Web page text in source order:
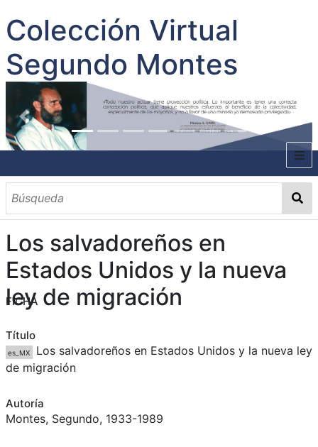
Colección Virtual
Segundo Montes
INICIO
SOBRE EL AUTOR
CONTENIDO
TODOS LOS DOCUMENTOS
CATEGORIAS
OBRAS SOBRE EL AUTOR P. SEGUNDO MONTES
MATERIAS
PALABRAS CLAVES
MULTIMEDIA
GALERÍA
Los salvadoreños en
Estados Unidos y la nueva
ley de migración
FICHA
Título
es_MX
Los salvadoreños en Estados Unidos y la nueva ley
de migración
Autoría
Montes, Segundo, 1933-1989